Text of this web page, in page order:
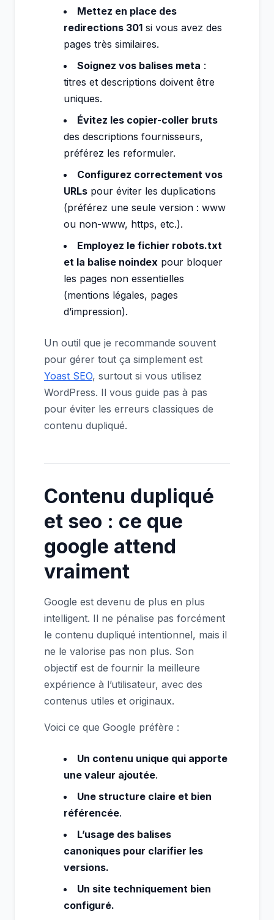
Mettez en place des
redirections 301 si vous avez des
pages très similaires.
Soignez vos balises meta :
titres et descriptions doivent être
uniques.
Évitez les copier-coller bruts
des descriptions fournisseurs,
préférez les reformuler.
Configurez correctement vos
URLs pour éviter les duplications
(préférez une seule version : www
ou non-www, https, etc.).
Employez le fichier robots.txt
et la balise noindex pour bloquer
les pages non essentielles
(mentions légales, pages
d’impression).
Un outil que je recommande souvent
pour gérer tout ça simplement est
Yoast SEO, surtout si vous utilisez
WordPress. Il vous guide pas à pas
pour éviter les erreurs classiques de
contenu dupliqué.
Contenu dupliqué
et seo : ce que
google attend
vraiment
Google est devenu de plus en plus
intelligent. Il ne pénalise pas forcément
le contenu dupliqué intentionnel, mais il
ne le valorise pas non plus. Son
objectif est de fournir la meilleure
expérience à l’utilisateur, avec des
contenus utiles et originaux.
Voici ce que Google préfère :
Un contenu unique qui apporte
une valeur ajoutée.
Une structure claire et bien
référencée.
L’usage des balises
canoniques pour clarifier les
versions.
Un site techniquement bien
configuré.